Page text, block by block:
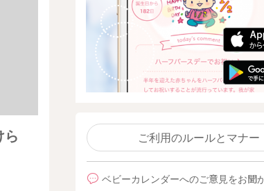
ら
ご利用のルールとマナー
ベビーカレンダーへのご意見をお聞